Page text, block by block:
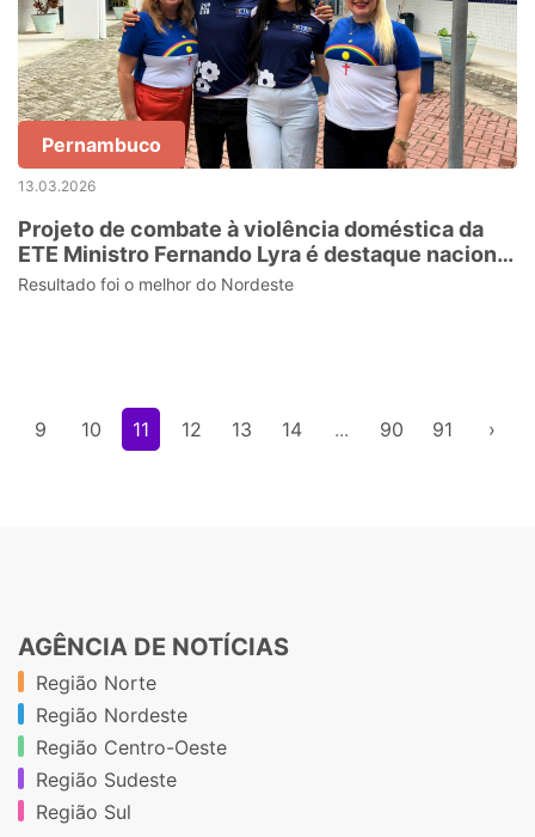
Pernambuco
13.03.2026
Projeto de combate à violência doméstica da
ETE Ministro Fernando Lyra é destaque nacional
e vai para Harvard
Resultado foi o melhor do Nordeste
9 10 11 12 13 14 ... 90 91 ›
AGÊNCIA DE NOTÍCIAS
Região Norte
Região Nordeste
Região Centro-Oeste
Região Sudeste
Região Sul